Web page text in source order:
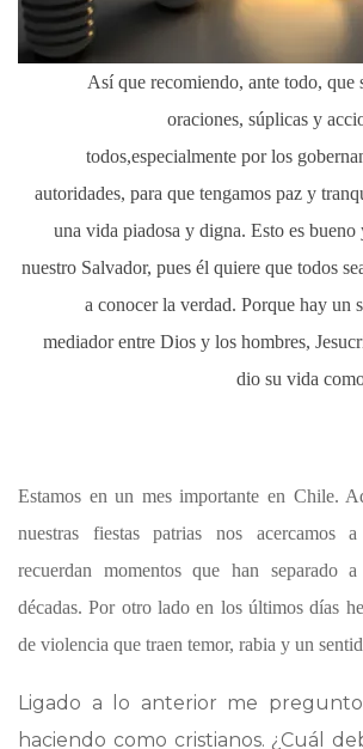
Así que recomiendo, ante todo, que
oraciones, súplicas y
todos,especialmente por los
autoridades, para que tengamos paz y
una vida piadosa y digna. Esto es bueno
nuestro Salvador, pues él quiere que todos
a conocer la verdad. Porque hay un
mediador entre Dios y los hombres,
dio su vida
Estamos en un mes importante en Chile.
nuestras fiestas patrias nos acercamos
recuerdan momentos que han separado
décadas. Por otro lado en los últimos días
de violencia que traen temor, rabia y un
Ligado a lo anterior me
haciendo como cristianos. ¿Cuál